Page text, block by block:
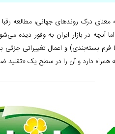
معنای درک روندهای جهانی، مطالعه
در بازار ایران به وفور دیده
بسته‌بندی) و اعمال تغییراتی جزئی
همراه دارد و آن را در سطح یک «تقلید